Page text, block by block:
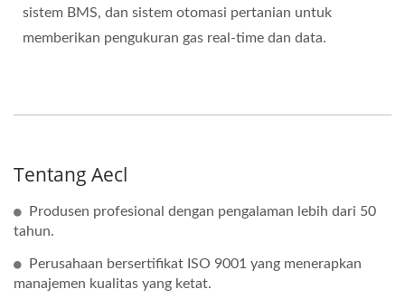
sistem BMS, dan sistem otomasi pertanian untuk
memberikan pengukuran gas real-time dan data.
Tentang Aecl
Produsen profesional dengan pengalaman lebih dari 50
tahun.
Perusahaan bersertifikat ISO 9001 yang menerapkan
manajemen kualitas yang ketat.